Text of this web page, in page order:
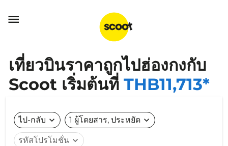

เที่ยวบินราคาถูกไปฮ่องกงกับ
Scoot เริ่มต้นที่ THB11,713*
ไป-กลับ expand_more 1 ผู้โดยสาร, ประหยัด expand_more
รหัสโปรโมชั่น expand_more